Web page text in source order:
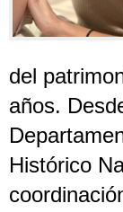
del
años.
Histórico